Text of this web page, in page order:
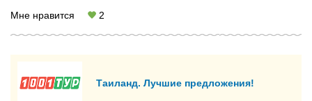
Мне нравится 2
Таиланд. Лучшие предложения!